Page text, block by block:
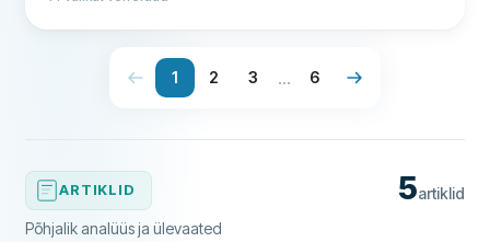
Võrdle tasuta ja saa raha kätte 15 minutiga
1 2 3 ... 6
ARTIKLID 5artiklid
Põhjalik analüüs ja ülevaated